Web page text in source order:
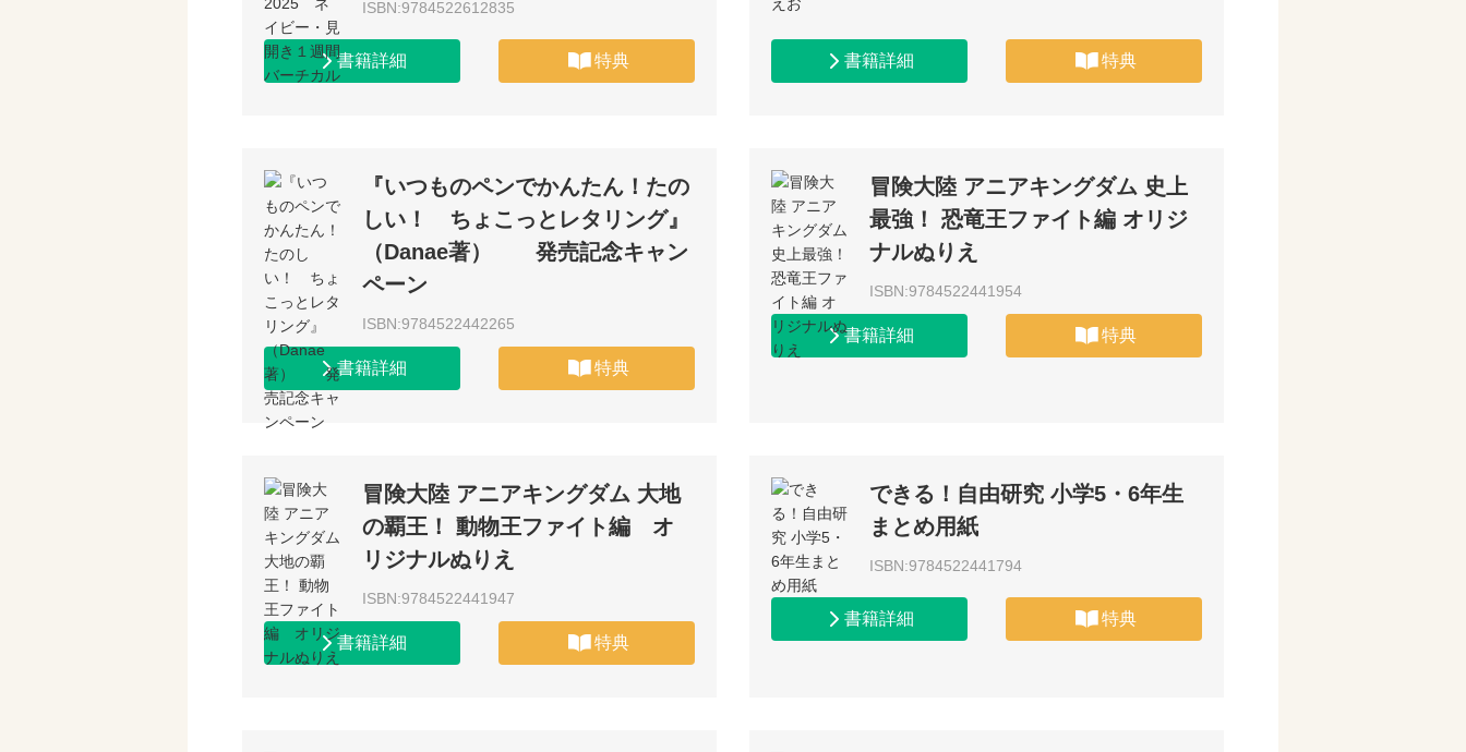
ISBN:9784522612835
書籍詳細 特典 書籍詳細 特典
『いつものペンでかんたん！たの
しい！ ちょこっとレタリング』
（Danae著） 発売記念キャン
ペーン
ISBN:9784522442265
書籍詳細 特典
冒険大陸 アニアキングダム 史上
最強！ 恐竜王ファイト編 オリジ
ナルぬりえ
ISBN:9784522441954
書籍詳細 特典
冒険大陸 アニアキングダム 大地
の覇王！ 動物王ファイト編 オ
リジナルぬりえ
ISBN:9784522441947
書籍詳細 特典
できる！自由研究 小学5・6年生
まとめ用紙
ISBN:9784522441794
書籍詳細 特典